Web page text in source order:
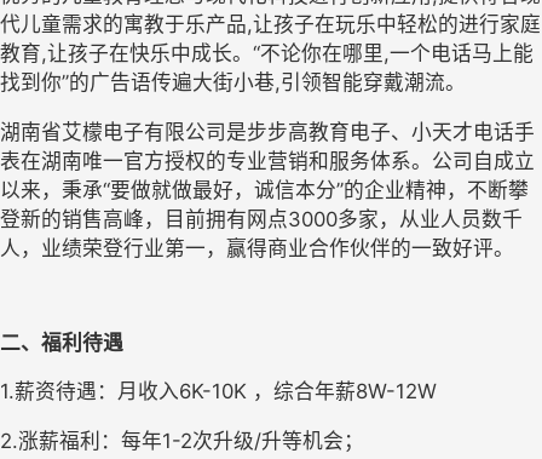
代儿童需求的寓教于乐产品,让孩子在玩乐中轻松的进行家庭
教育,让孩子在快乐中成长。“不论你在哪里,一个电话马上能
找到你”的广告语传遍大街小巷,引领智能穿戴潮流。
湖南省艾檬电子有限公司是步步高教育电子、小天才电话手
表在湖南唯一官方授权的专业营销和服务体系。公司自成立
以来，秉承“要做就做最好，诚信本分”的企业精神，不断攀
登新的销售高峰，目前拥有网点3000多家，从业人员数千
人，业绩荣登行业第一，赢得商业合作伙伴的一致好评。
二、福利待遇
1.薪资待遇：月收入6K-10K ，综合年薪8W-12W
2.涨薪福利：每年1-2次升级/升等机会；